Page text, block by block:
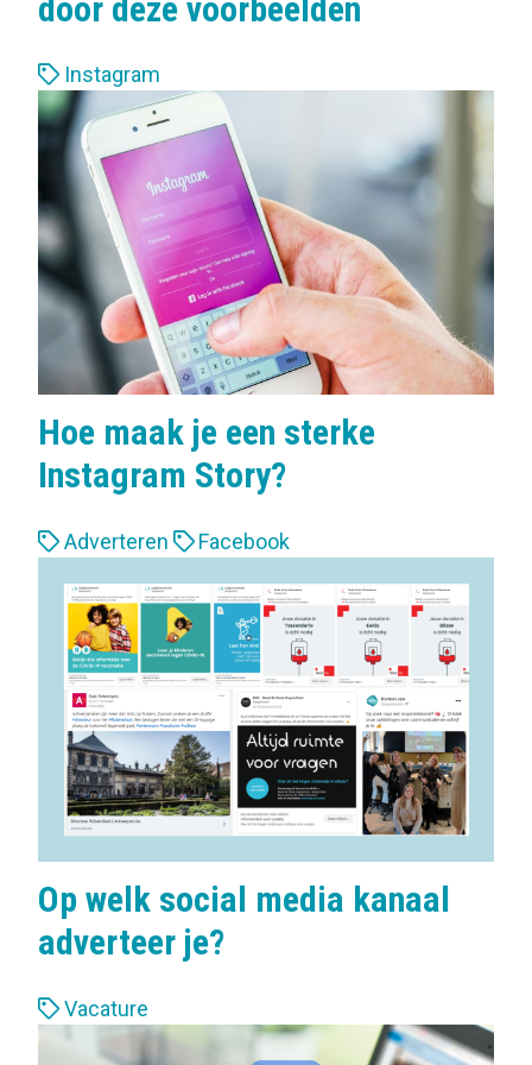
door deze voorbeelden
L
a
l
s
:
Instagram
Hoe maak je een sterke
Instagram Story?
L
Adverteren Facebook
Op welk social media kanaal
adverteer je?
L
Vacature